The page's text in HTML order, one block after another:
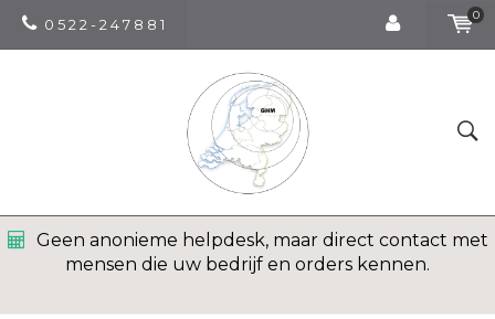
0 5 2 2 - 2 4 7 8 8 1
0
Geen anonieme helpdesk, maar direct contact met
mensen die uw bedrijf en orders kennen.